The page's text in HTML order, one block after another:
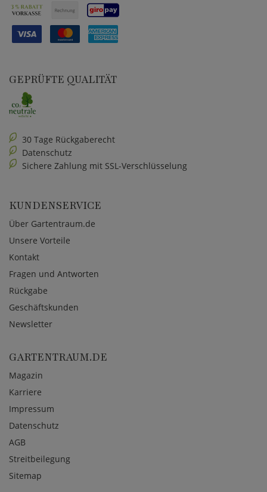
GEPRÜFTE QUALITÄT
30 Tage Rückgaberecht
Datenschutz
Sichere Zahlung mit SSL-Verschlüsselung
KUNDENSERVICE
Über Gartentraum.de
Unsere Vorteile
Kontakt
Fragen und Antworten
Rückgabe
Geschäftskunden
Newsletter
GARTENTRAUM.DE
Magazin
Karriere
Impressum
Datenschutz
AGB
Streitbeilegung
Sitemap